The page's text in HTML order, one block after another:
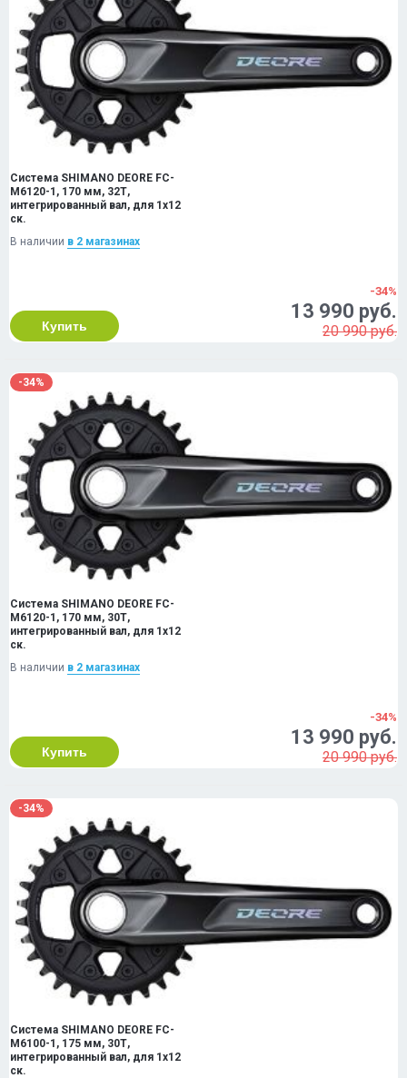
Система SHIMANO DEORE FC-
M6120-1, 170 мм, 32Т,
интегрированный вал, для 1x12
ск.
В наличии в 2 магазинах
Купить
-34%
13 990 руб.
20 990 руб.
-34%
Система SHIMANO DEORE FC-
M6120-1, 170 мм, 30Т,
интегрированный вал, для 1x12
ск.
В наличии в 2 магазинах
Купить
-34%
13 990 руб.
20 990 руб.
-34%
Система SHIMANO DEORE FC-
M6100-1, 175 мм, 30Т,
интегрированный вал, для 1x12
ск.